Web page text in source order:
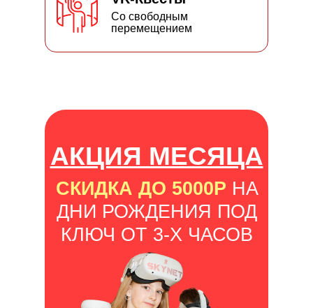
Со свободным
перемещением
СКИДКА ДО 5000Р НА
ДНИ РОЖДЕНИЯ ПОД
КЛЮЧ ОТ 3-Х ЧАСОВ
АКЦИЯ МЕСЯЦА